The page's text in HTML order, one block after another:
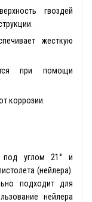
гвоздей
жесткую
при помощи
коррозии.
под углом 21° и
(нейлера).
подходит для
нейлера